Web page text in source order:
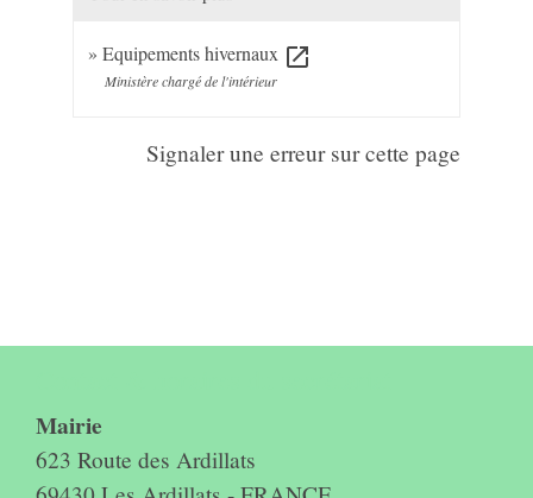
Equipements hivernaux open_in_new
Ministère chargé de l'intérieur
Signaler une erreur sur cette page
Mairie
623 Route des Ardillats